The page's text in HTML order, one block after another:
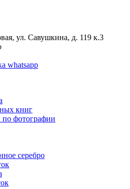
ул. Савушкина, д. 119 к.3
книг
фотографии
серебро